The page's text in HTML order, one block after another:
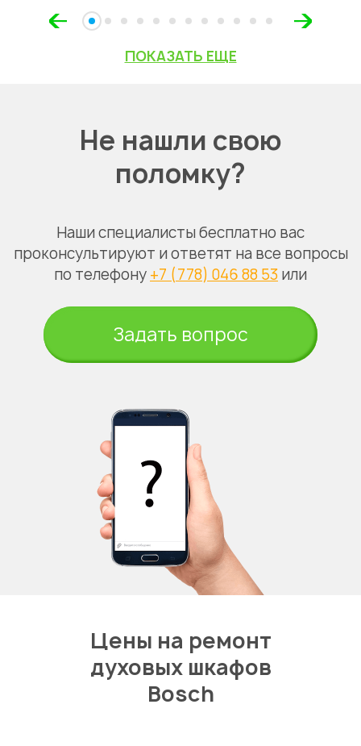
ПОКАЗАТЬ ЕЩЕ
Не нашли свою
поломку?
Наши специалисты бесплатно вас
проконсультируют и ответят на все вопросы
по телефону +7 (778) 046 88 53 или
Задать вопрос
Цены на ремонт
духовых шкафов
Bosch